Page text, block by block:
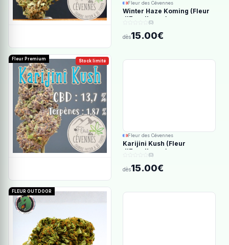
Fleur des Cévennes
Winter Haze Koming (Fleur
d'Excellence)
(0)
dès15.00€
Stock limité
Fleur Premium
Fleur des Cévennes
Karijini Kush (Fleur
d'Excellence)
(0)
dès15.00€
FLEUR OUTDOOR